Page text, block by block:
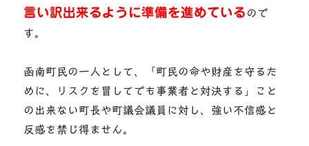
言い訳出来るように準備を進めている ので
す。
函南町民の一人として、「町民の命や財産を守るた
めに、リスクを冒してでも事業者と対決する」こと
の出来ない町長や町議会議員に対し、強い不信感と
反感を禁じ得ません。